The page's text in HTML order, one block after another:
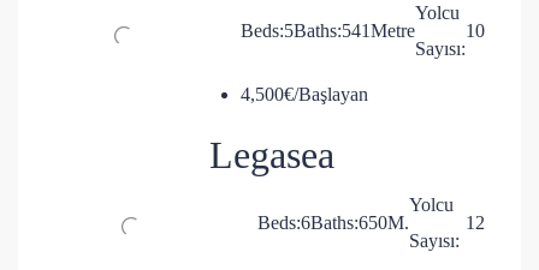
Beds:5Baths:541Metre
Yolcu
Sayısı:
10
4,500€/Başlayan
Legasea
Beds:6Baths:650M.
Yolcu
Sayısı:
12